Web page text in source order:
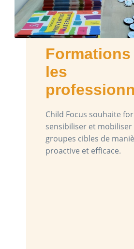
les
Child Focus souhaite
sensibiliser et mobiliser
groupes cibles de
proactive et efficace.